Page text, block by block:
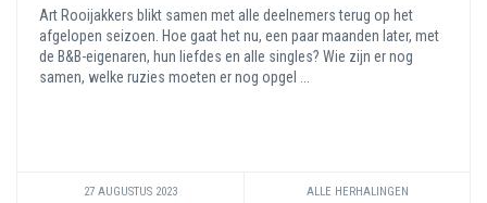
Art Rooijakkers blikt samen met alle deelnemers terug op het
afgelopen seizoen. Hoe gaat het nu, een paar maanden later, met
de B&B-eigenaren, hun liefdes en alle singles? Wie zijn er nog
samen, welke ruzies moeten er nog opgel ...
27 AUGUSTUS 2023 ALLE HERHALINGEN